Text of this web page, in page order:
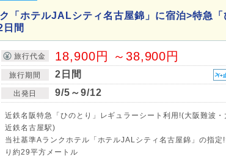
「ホテルJALシティ名古屋錦」に宿泊>特急「
日間
旅行代金 18,900円 ～38,900円
旅行期間 2日間
出発日 9/5～9/12
近鉄名阪特急「ひのとり」レギュラーシート利用!(大阪難波
近鉄名古屋駅)
当社基準Aランクホテル「ホテルJALシティ名古屋錦」の指定
り約29平方メートル